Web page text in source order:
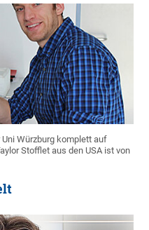
Würzburg komplett auf
Stofflet aus den USA ist von